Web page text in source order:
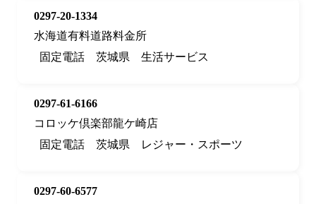
0297-20-1334
水海道有料道路料金所
固定電話
茨城県 生活サービス
0297-61-6166
コロッケ倶楽部龍ケ崎店
固定電話
茨城県 レジャー・スポーツ
0297-60-6577